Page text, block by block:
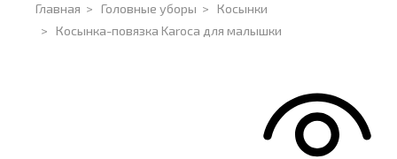
Главная > Головные уборы > Косынки
> Косынка-повязка Karoca для малышки